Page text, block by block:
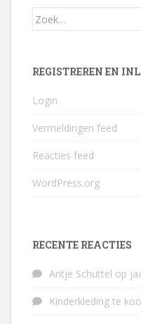
Zoek
REGISTREREN EN
Login
Vermeldingen feed
Reacties feed
WordPress.org
RECENTE REACTIES
Antje Schuttel op
Kinderkleding te